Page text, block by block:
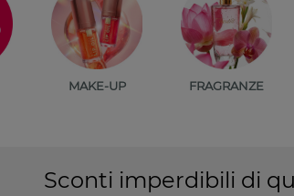
MAKE-UP FRAGRANZE
Sconti imperdibili di